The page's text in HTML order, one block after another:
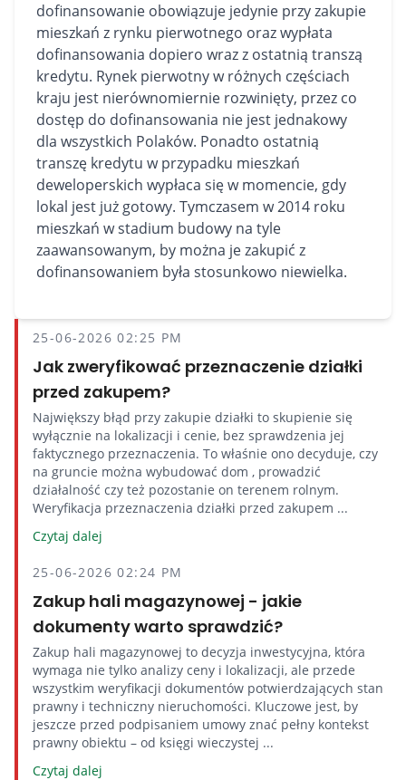
dofinansowanie obowiązuje jedynie przy zakupie
mieszkań z rynku pierwotnego oraz wypłata
dofinansowania dopiero wraz z ostatnią transzą
kredytu. Rynek pierwotny w różnych częściach
kraju jest nierównomiernie rozwinięty, przez co
dostęp do dofinansowania nie jest jednakowy
dla wszystkich Polaków. Ponadto ostatnią
transzę kredytu w przypadku mieszkań
deweloperskich wypłaca się w momencie, gdy
lokal jest już gotowy. Tymczasem w 2014 roku
mieszkań w stadium budowy na tyle
zaawansowanym, by można je zakupić z
dofinansowaniem była stosunkowo niewielka.
25-06-2026 02:25 PM
Jak zweryfikować przeznaczenie działki
przed zakupem?
Największy błąd przy zakupie działki to skupienie się
wyłącznie na lokalizacji i cenie, bez sprawdzenia jej
faktycznego przeznaczenia. To właśnie ono decyduje, czy
na gruncie można wybudować dom , prowadzić
działalność czy też pozostanie on terenem rolnym.
Weryfikacja przeznaczenia działki przed zakupem ...
Czytaj dalej
25-06-2026 02:24 PM
Zakup hali magazynowej - jakie
dokumenty warto sprawdzić?
Zakup hali magazynowej to decyzja inwestycyjna, która
wymaga nie tylko analizy ceny i lokalizacji, ale przede
wszystkim weryfikacji dokumentów potwierdzających stan
prawny i techniczny nieruchomości. Kluczowe jest, by
jeszcze przed podpisaniem umowy znać pełny kontekst
prawny obiektu – od księgi wieczystej ...
Czytaj dalej